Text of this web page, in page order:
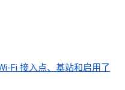
Fi 接入点、基站和启用了